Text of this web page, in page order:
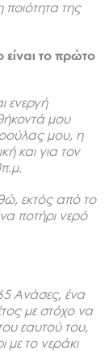
ποιότητα της
είναι το πρώτο
ενεργή
μου
μου, η
και για τον
εκτός από το
ποτήρι νερό
Aνάσες, ένα
με στόχο να
εαυτού του,
με το νεράκι